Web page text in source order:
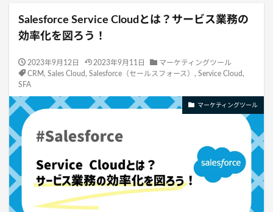
Salesforce Service Cloudとは？サービス業務の
効率化を図ろう！
2023年9月12日 2023年9月11日
マーケティングツール
CRM , Sales Cloud , Salesforce（セールスフォース） , Service Cloud ,
SFA
マーケティングツール